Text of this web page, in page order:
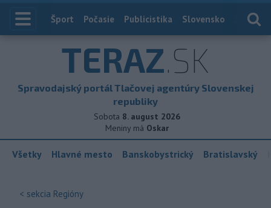
Index
Šport Počasie Publicistika Slovensko
TERAZ.SK
Spravodajský portál Tlačovej agentúry Slovenskej
republiky
Sobota 8. august 2026
Meniny má Oskar
Všetky Hlavné mesto Banskobystrický Bratislavský
< sekcia Regióny